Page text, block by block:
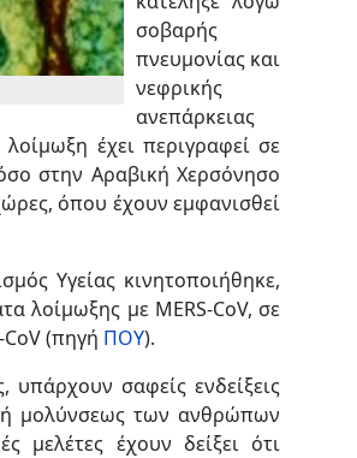
σοβαρής
πνευμονίας και
νεφρικής
ανεπάρκειας
έχει περιγραφεί σε
στην Αραβική Χερσόνησο
όπου έχουν εμφανισθεί
Υγείας κινητοποιήθηκε,
λοίμωξης με MERS-CoV, σε
(πηγή ΠΟΥ).
σαφείς ενδείξεις
μολύνσεως των ανθρώπων
μελέτες έχουν δείξει ότι